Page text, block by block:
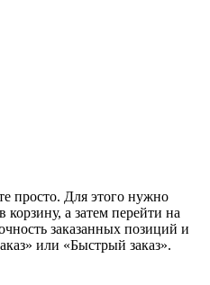
просто. Для этого нужно
а затем перейти на
заказанных позиций и
или «Быстрый заказ».